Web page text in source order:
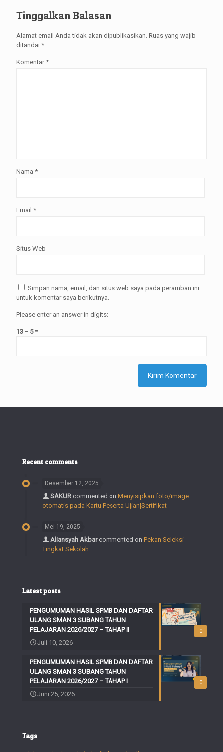
Tinggalkan Balasan
Alamat email Anda tidak akan dipublikasikan. Ruas yang wajib
ditandai *
Komentar *
Nama *
Email *
Situs Web
Simpan nama, email, dan situs web saya pada peramban ini
untuk komentar saya berikutnya.
Please enter an answer in digits:
13 − 5 =
Recent comments
Desember 12, 2025
SAKUR commented on Menyisipkan foto/image
otomatis pada Kartu Peserta Ujian|Sertifikat
Mei 19, 2025
Aliansyah Akbarcommented on Pekan Seleksi
Tingkat Sekolah
Latest posts
0
PENGUMUMAN HASIL SPMB DAN DAFTAR
ULANG SMAN 3 SUBANG TAHUN
PELAJARAN 2026/2027 – TAHAP II
Juli 10, 2026
0
PENGUMUMAN HASIL SPMB DAN DAFTAR
ULANG SMAN 3 SUBANG TAHUN
PELAJARAN 2026/2027 – TAHAP I
Juni 25, 2026
Tags